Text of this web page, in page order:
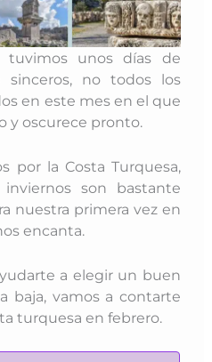
tuvimos unos días de
sinceros, no todos los
en este mes en el que
y oscurece pronto.
por la Costa Turquesa,
son bastante
nuestra primera vez en
encanta.
a elegir un buen
baja, vamos a contarte
turquesa en febrero.